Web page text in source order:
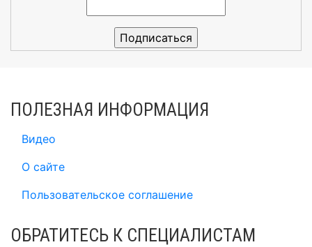
ПОЛЕЗНАЯ ИНФОРМАЦИЯ
Видео
О сайте
Пользовательское соглашение
ОБРАТИТЕСЬ К СПЕЦИАЛИСТАМ